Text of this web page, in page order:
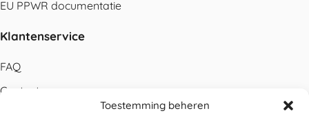
Toestemming beheren
EU PPWR documentatie
Klantenservice
FAQ
Contact